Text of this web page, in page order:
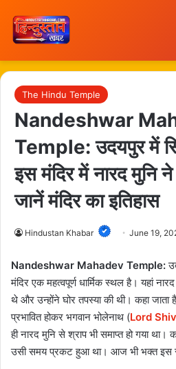
The Hindu Temple
Nandeshwar
Temple: उदयपुर में
इस मंदिर में नारद मुनि
जानें मंदिर का इतिहास
Hindustan Khabar June 19,
Nandeshwar Mahadev Temple:
मंदिर एक महत्वपूर्ण धार्मिक स्थल है। यहां
थे और उन्होंने घोर तपस्या की थी। कहा जाता
प्रभावित होकर भगवान भोलेनाथ (Lord
ही नारद मुनि से श्राप भी समाप्त हो गया था।
उसी समय प्रकट हुआ था। आज भी भक्त इस